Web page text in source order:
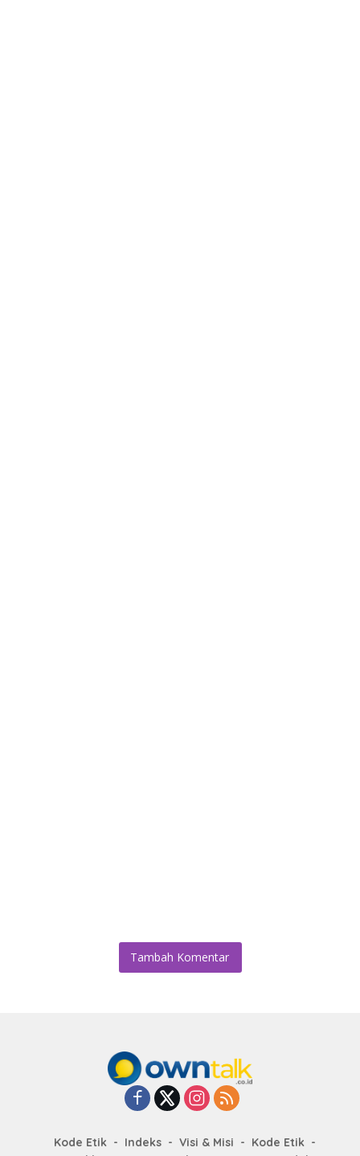
Tambah Komentar
Kode Etik Indeks Visi & Misi
Kode Etik